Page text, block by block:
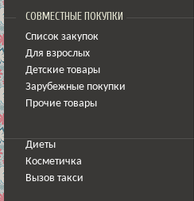
СОВМЕСТНЫЕ ПОКУПКИ
Список закупок
Для взрослых
Детские товары
Зарубежные покупки
Прочие товары
Диеты
Косметичка
Вызов такси